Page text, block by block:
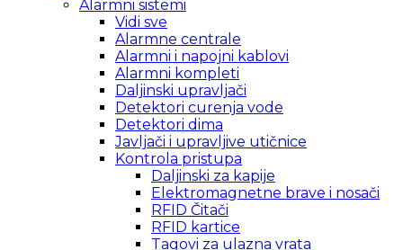
Alarmni sistemi
Vidi sve
Alarmne centrale
Alarmni i napojni kablovi
Alarmni kompleti
Daljinski upravljači
Detektori curenja vode
Detektori dima
Javljači i upravljive utičnice
Kontrola pristupa
Daljinski za kapije
Elektromagnetne brave i nosači
RFID Čitači
RFID kartice
Tagovi za ulazna vrata